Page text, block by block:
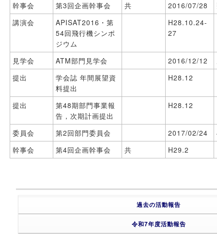
幹事会
第3回企画幹事会 共 2016/07/28
講演会
APISAT2016・第
54回飛行機シンポ
ジウム
H28.10.24-
27
見学会 ATM部門見学会 2016/12/12
提出
学会誌 年間展望資
料提出
H28.12
提出
第48期部門事業報
告，次期計画提出
H28.12
委員会 第2回部門委員会 2017/02/24
幹事会
第4回企画幹事会 共 H29.2
過去の活動報告
令和7年度活動報告